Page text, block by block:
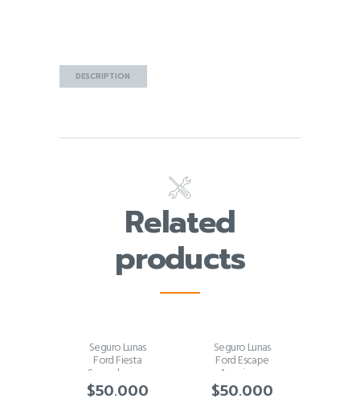
DESCRIPTION
Related
products
Seguro Lunas
Ford Fiesta
Superchanger
$50.000
Seguro Lunas
Ford Escape
Americana
$50.000